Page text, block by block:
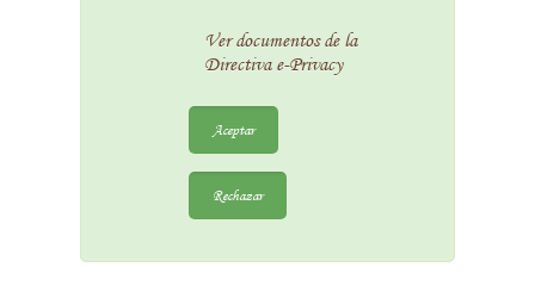
Ver documentos de la
Directiva e-Privacy
Aceptar
Rechazar